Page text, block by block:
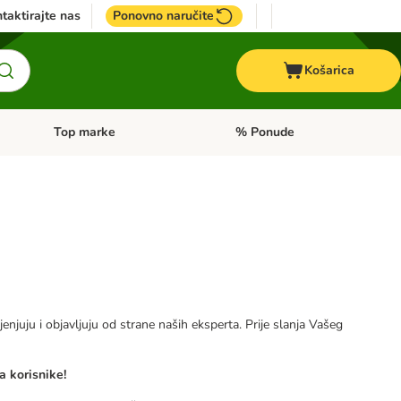
nas Ponovno naručite
Košarica
Pregled kategorija: + VET hrana
Top marke Pregled kategorija: Top marke
% Ponude
i objavljuju od strane naših eksperta. Prije slanja Vašeg
korisnike!